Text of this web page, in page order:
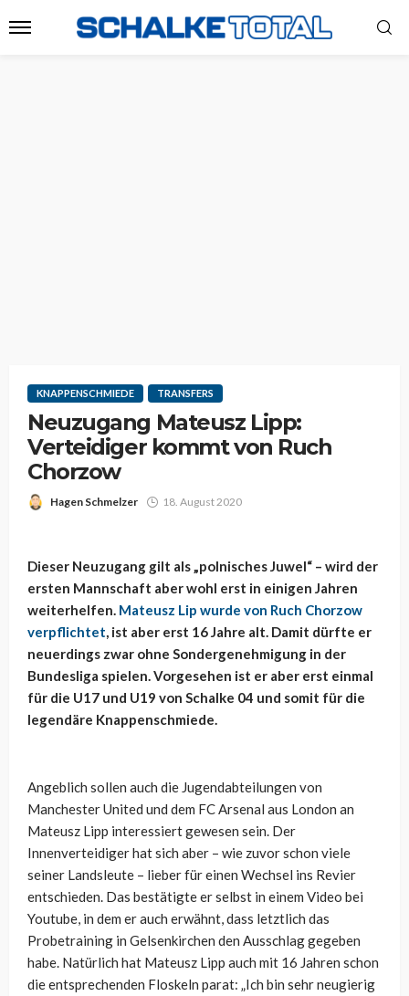
KNAPPENSCHMIEDE TRANSFERS
Neuzugang Mateusz Lipp:
Verteidiger kommt von Ruch
Chorzow
Hagen Schmelzer 18. August 2020
Dieser Neuzugang gilt als „polnisches Juwel“ – wird der
ersten Mannschaft aber wohl erst in einigen Jahren
weiterhelfen. Mateusz Lip wurde von Ruch Chorzow
verpflichtet, ist aber erst 16 Jahre alt. Damit dürfte er
neuerdings zwar ohne Sondergenehmigung in der
Bundesliga spielen. Vorgesehen ist er aber erst einmal
für die U17 und U19 von Schalke 04 und somit für die
legendäre Knappenschmiede.
Angeblich sollen auch die Jugendabteilungen von
Manchester United und dem FC Arsenal aus London an
Mateusz Lipp interessiert gewesen sein. Der
Innenverteidiger hat sich aber – wie zuvor schon viele
seiner Landsleute – lieber für einen Wechsel ins Revier
entschieden. Das bestätigte er selbst in einem Video bei
Youtube, in dem er auch erwähnt, dass letztlich das
Probetraining in Gelsenkirchen den Ausschlag gegeben
habe. Natürlich hat Mateusz Lipp auch mit 16 Jahren schon
die entsprechenden Floskeln parat: „Ich bin sehr neugierig